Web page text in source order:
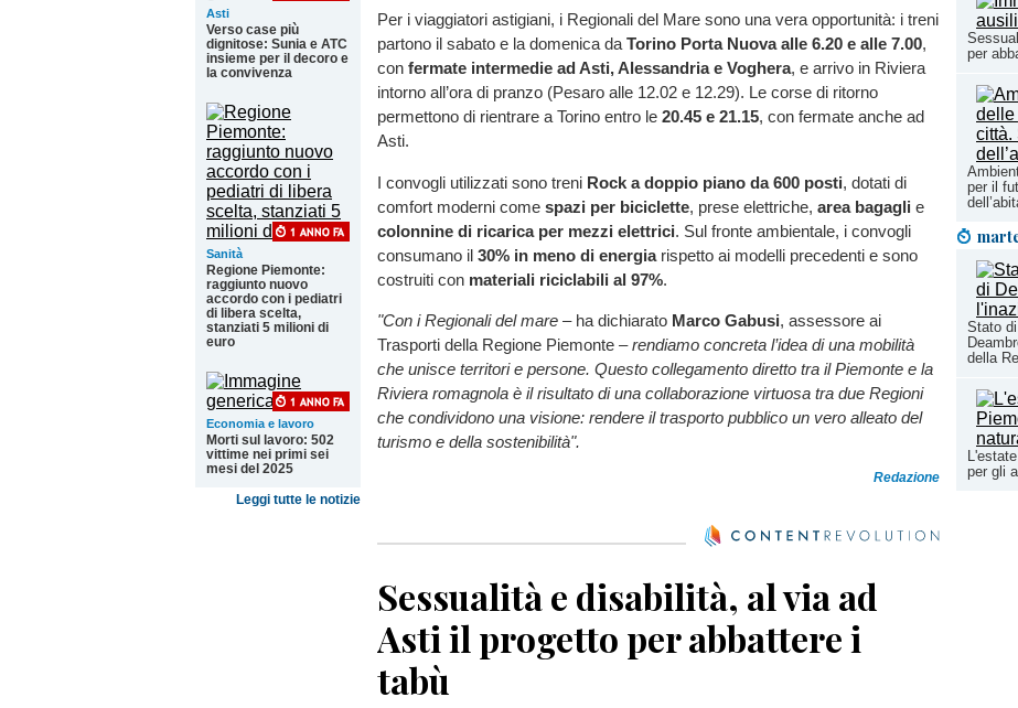
per
per il
Stato
della
per gli
Asti
Verso case più
dignitose: Sunia e ATC
insieme per il decoro e
la convivenza
Sanità
Regione Piemonte:
raggiunto nuovo
accordo con i pediatri
di libera scelta,
stanziati 5 milioni di
euro
Economia e lavoro
Morti sul lavoro: 502
vittime nei primi sei
mesi del 2025
Leggi tutte le notizie
Per i viaggiatori astigiani, i Regionali del Mare sono una vera opportunità: i treni
partono il sabato e la domenica da Torino Porta Nuova alle 6.20 e alle 7.00,
con fermate intermedie ad Asti, Alessandria e Voghera, e arrivo in Riviera
intorno all’ora di pranzo (Pesaro alle 12.02 e 12.29). Le corse di ritorno
permettono di rientrare a Torino entro le 20.45 e 21.15, con fermate anche ad
Asti.
I convogli utilizzati sono treni Rock a doppio piano da 600 posti, dotati di
comfort moderni come spazi per biciclette, prese elettriche, area bagagli e
colonnine di ricarica per mezzi elettrici. Sul fronte ambientale, i convogli
consumano il 30% in meno di energiarispetto ai modelli precedenti e sono
costruiti con materiali riciclabili al 97%.
"Con i Regionali del mare – ha dichiarato Marco Gabusi, assessore ai
Trasporti della Regione Piemonte – rendiamo concreta l’idea di una mobilità
che unisce territori e persone. Questo collegamento diretto tra il Piemonte e la
Riviera romagnola è il risultato di una collaborazione virtuosa tra due Regioni
che condividono una visione: rendere il trasporto pubblico un vero alleato del
turismo e della sostenibilità".
Redazione
Sessualità e disabilità, al via ad
Asti il progetto per abbattere i
tabù